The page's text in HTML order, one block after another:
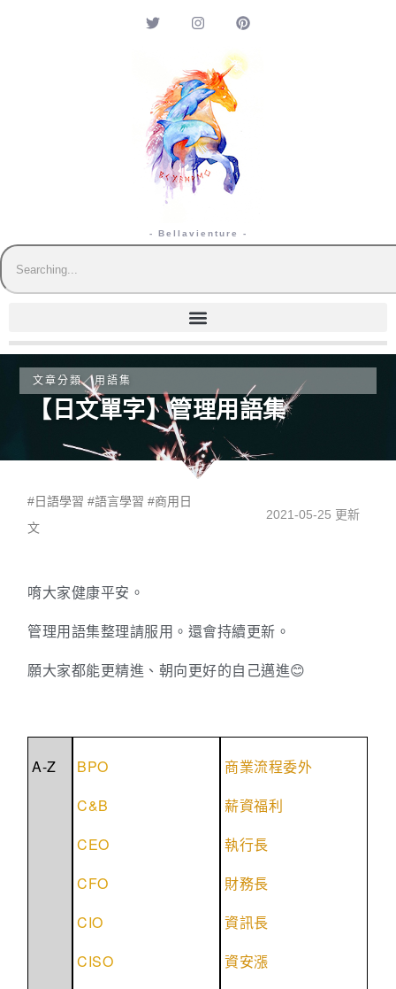
- Bellavienture -
文章分類／用語集
【日文單字】管理用語集
#日語學習 #語言學習 #商用日
文
2021-05-25 更新
唷大家健康平安。
管理用語集整理請服用。還會持續更新。
願大家都能更精進、朝向更好的自己邁進😊
A-Z
BPO
C&B
CEO
CFO
CIO
CISO
商業流程委外
薪資福利
執行長
財務長
資訊長
資安漲